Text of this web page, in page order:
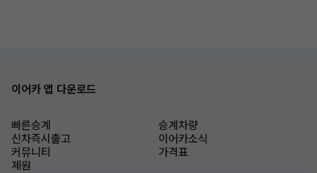
이어카 앱 다운로드
빠른승계
승계차량
신차즉시출고
이어카소식
커뮤니티
가격표
제원